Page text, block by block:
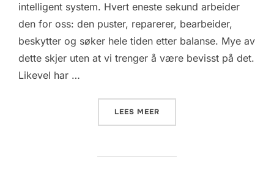
intelligent system. Hvert eneste sekund arbeider
den for oss: den puster, reparerer, bearbeider,
beskytter og søker hele tiden etter balanse. Mye av
dette skjer uten at vi trenger å være bevisst på det.
Likevel har …
LEES MEER